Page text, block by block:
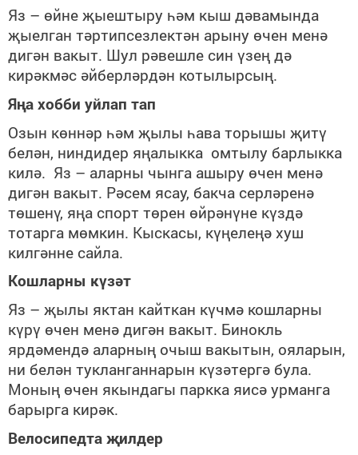
Яз – өйне җыештыру һәм кыш дәвамында
җыелган тәртипсезлектән арыну өчен менә
дигән вакыт. Шул рәвешле син үзең дә
кирәкмәс әйберләрдән котылырсың.
Яңа хобби уйлап тап
Озын көннәр һәм җылы һава торышы җитү
белән, ниндидер яңалыкка омтылу барлыкка
килә. Яз – аларны чынга ашыру өчен менә
дигән вакыт. Рәсем ясау, бакча серләренә
төшенү, яңа спорт төрен өйрәнүне күздә
тотарга мөмкин. Кыскасы, күңелеңә хуш
килгәнне сайла.
Кошларны күзәт
Яз – җылы яктан кайткан күчмә кошларны
күрү өчен менә дигән вакыт. Бинокль
ярдәмендә аларның очыш вакытын, ояларын,
ни белән тукланганнарын күзәтергә була.
Моның өчен якындагы паркка яисә урманга
барырга кирәк.
Велосипедта җилдер